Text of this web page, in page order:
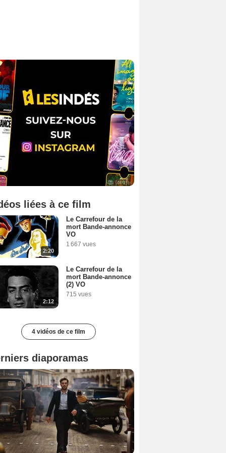
liées à ce film
2:20
Le Carrefour de la
mort Bande-annonce
VO
1 667 vues
2:12
Le Carrefour de la
mort Bande-annonce
(2) VO
715 vues
4 vidéos de ce film
diaporamas